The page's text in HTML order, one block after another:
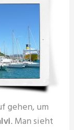
gehen, um
. Man sieht